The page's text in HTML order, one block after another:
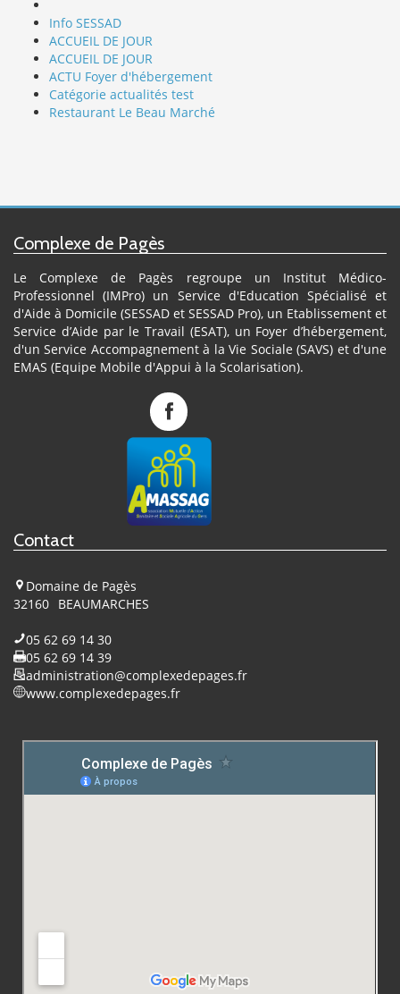
Info SESSAD
ACCUEIL DE JOUR
ACCUEIL DE JOUR
ACTU Foyer d'hébergement
Catégorie actualités test
Restaurant Le Beau Marché
Complexe de Pagès
Le Complexe de Pagès regroupe un Institut Médico-
Professionnel (IMPro) un Service d'Education Spécialisé et
d'Aide à Domicile (SESSAD et SESSAD Pro), un Etablissement et
Service d’Aide par le Travail (ESAT), un Foyer d’hébergement,
d'un Service Accompagnement à la Vie Sociale (SAVS) et d'une
EMAS (Equipe Mobile d'Appui à la Scolarisation).
Complexe
Pagès
sur
Contact
Domaine de Pagès
32160 BEAUMARCHES
05 62 69 14 30
05 62 69 14 39
administration@complexedepages.fr
www.complexedepages.fr